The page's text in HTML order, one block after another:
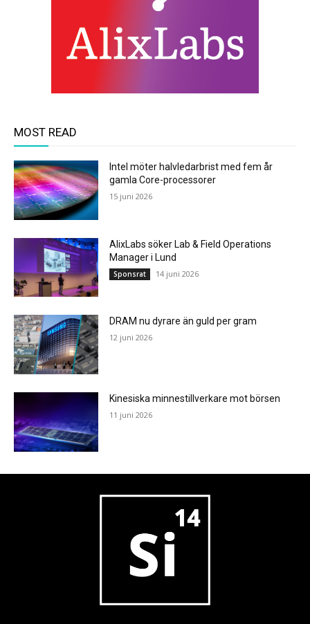
MOST READ
Intel möter halvledarbrist med fem år
gamla Core-processorer
15 juni 2026
AlixLabs söker Lab & Field Operations
Manager i Lund
Sponsrat 14 juni 2026
DRAM nu dyrare än guld per gram
12 juni 2026
Kinesiska minnestillverkare mot börsen
11 juni 2026